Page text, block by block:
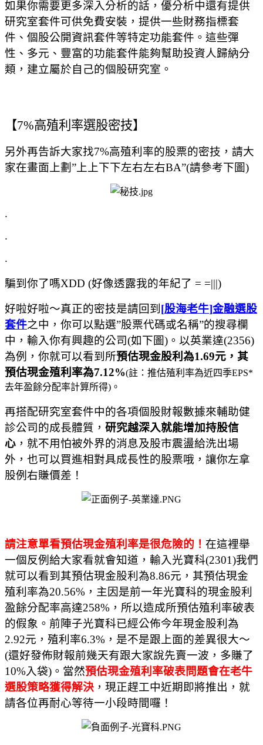
如果你需要更多深入分析的話，優分析中還有提供
研究室套件可供免費安裝，提供一些財務指標套
件、個股公開資訊套件等特定功能套件。這些彈
性、多元、豐富的功能套件能夠幫助投資人歸納分
類，建立屬於自己的個股研究室。
【7%高殖利率選股密技】
另外再告訴大家找7%高殖利率的股票的密技，請大
家在畫面上劃 ” 上上下下左右左右BA”(請參考下圖)
.
.
.
騙到你了嗎XDD (好像透露我的年紀了 = =|||)
好啦好啦～真正的密技是請回到 [股海老牛]金融選股
套件之中，你可以點選”股票代碼或名稱”的搜尋欄
中，輸入你有興趣的公司(如下圖) 。以英業達(2356)
為例，你就可以看到所預估現金股利為1.69元，其
預估現金殖利率為7.12%(註：推估殖利率為近四季EPS*
去年盈餘分配率計算所得) 。
再搭配研究室套件中的各項個股財報數據來輔助健
診公司的成長體質， 研究越深入就能增加持股信
心 ，就不用怕被外界的消息及股市震盪給洗出場
外，也可以買進相對具成長性的股票哦，讓你左拿
股例右賺價差！
請注意單看預估現金殖利率是很危險的！ 在這裡舉
一個反例給大家看就會知道，輸入光寶科(2301)我們
就可以看到其預估現金股利為8.86元，其預估現金
殖利率為20.56% ，主因是前一年光寶科的現金股利
盈餘分配率高達258% ，所以造成所預估殖利率破表
的假象。前陣子光寶科已經公佈今年現金股利為
2.92元，殖利率6.3% ，是不是跟上面的差異很大～
(還好發佈財報前幾天有跟大家說先賣一波，多賺了
10%入袋) 。當然預估現金殖利率破表問題會在老牛
選股策略獲得解決 ，現正趕工中近期即將推出，就
請各位再耐心等待一小段時間囉！